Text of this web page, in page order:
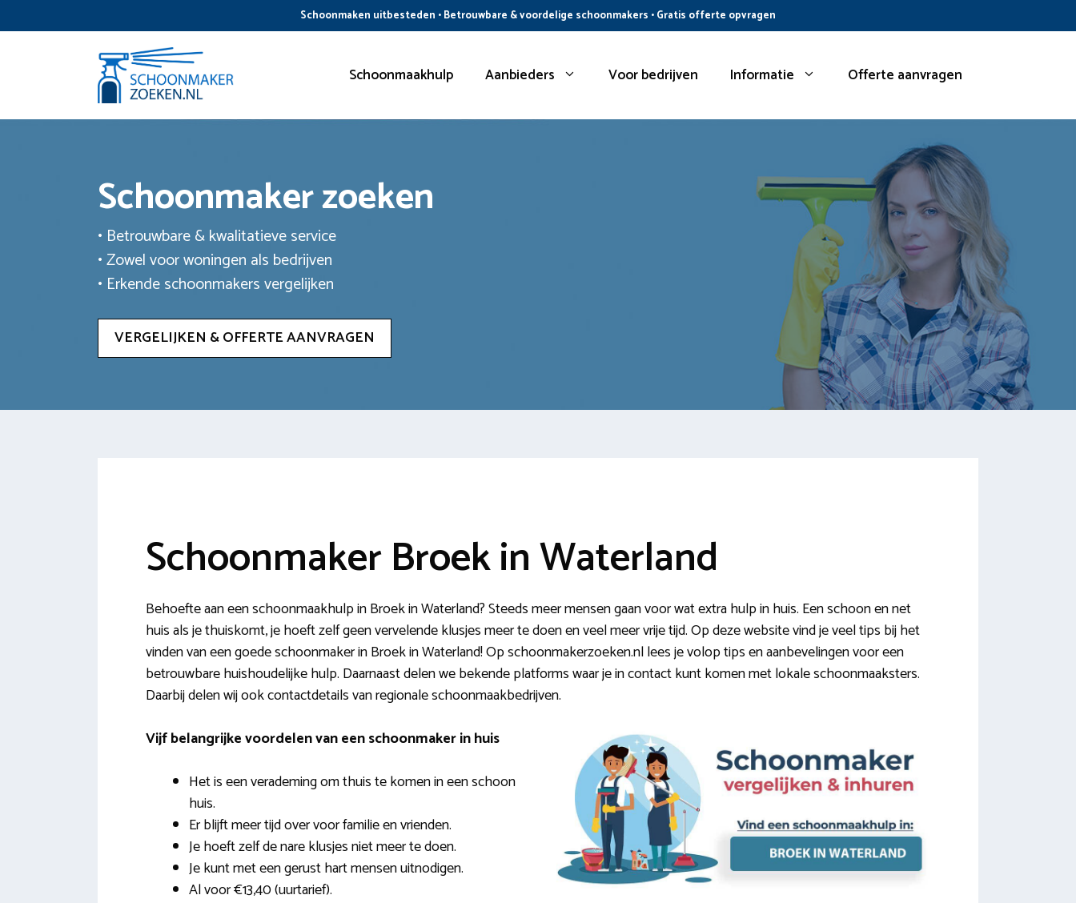
naar
Schoonmaken uitbesteden • Betrouwbare & voordelige schoonmakers • Gratis offerte opvragen
Schoonmaakhulp Aanbieders Voor bedrijven Informatie Offerte aanvragen
Schoonmaker zoeken
• Betrouwbare & kwalitatieve service
• Zowel voor woningen als bedrijven
• Erkende schoonmakers vergelijken
VERGELIJKEN & OFFERTE AANVRAGEN
Schoonmaker Broek in Waterland
Behoefte aan een schoonmaakhulp in Broek in Waterland? Steeds meer mensen gaan voor wat extra hulp in huis. Een schoon en net
huis als je thuiskomt, je hoeft zelf geen vervelende klusjes meer te doen en veel meer vrije tijd. Op deze website vind je veel tips bij het
vinden van een goede schoonmaker in Broek in Waterland! Op schoonmakerzoeken.nl lees je volop tips en aanbevelingen voor een
betrouwbare huishoudelijke hulp. Daarnaast delen we bekende platforms waar je in contact kunt komen met lokale schoonmaaksters.
Daarbij delen wij ook contactdetails van regionale schoonmaakbedrijven.
Vijf belangrijke voordelen van een schoonmaker in huis
Het is een verademing om thuis te komen in een schoon
huis.
Er blijft meer tijd over voor familie en vrienden.
Je hoeft zelf de nare klusjes niet meer te doen.
Je kunt met een gerust hart mensen uitnodigen.
Al voor €13,40 (uurtarief).